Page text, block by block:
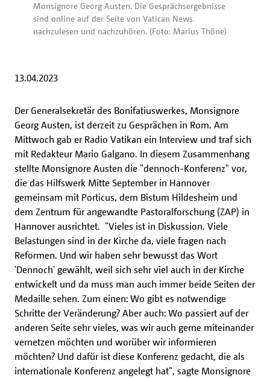
Monsignore Georg Austen. Die Gesprächsergebnisse
sind online auf der Seite von Vatican News
nachzulesen und nachzuhören. (Foto: Marius Thöne)
13.04.2023
Der Generalsekretär des Bonifatiuswerkes, Monsignore
Georg Austen, ist derzeit zu Gesprächen in Rom. Am
Mittwoch gab er Radio Vatikan ein Interview und traf sich
mit Redakteur Mario Galgano. In diesem Zusammenhang
stellte Monsignore Austen die "dennoch-Konferenz" vor,
die das Hilfswerk Mitte September in Hannover
gemeinsam mit Porticus, dem Bistum Hildesheim und
dem Zentrum für angewandte Pastoralforschung (ZAP) in
Hannover ausrichtet. "Vieles ist in Diskussion. Viele
Belastungen sind in der Kirche da, viele fragen nach
Reformen. Und wir haben sehr bewusst das Wort
'Dennoch' gewählt, weil sich sehr viel auch in der Kirche
entwickelt und da muss man auch immer beide Seiten der
Medaille sehen. Zum einen: Wo gibt es notwendige
Schritte der Veränderung? Aber auch: Wo passiert auf der
anderen Seite sehr vieles, was wir auch gerne miteinander
vernetzen möchten und worüber wir informieren
möchten? Und dafür ist diese Konferenz gedacht, die als
internationale Konferenz angelegt hat", sagte Monsignore